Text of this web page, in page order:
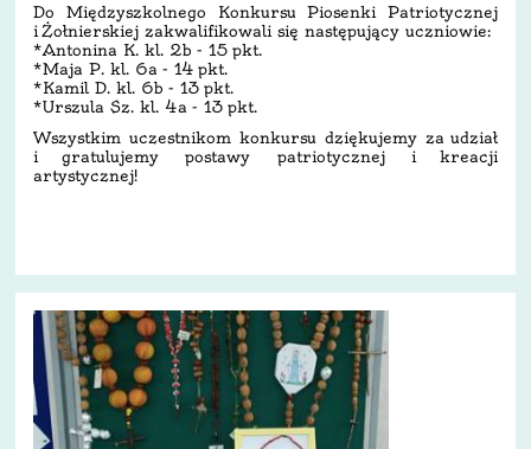
Do Międzyszkolnego Konkursu Piosenki Patriotycznej
i Żołnierskiej zakwalifikowali się następujący uczniowie:
*Antonina K. kl. 2b - 15 pkt.
*Maja P. kl. 6a - 14 pkt.
*Kamil D. kl. 6b - 13 pkt.
*Urszula Sz. kl. 4a - 13 pkt.
Wszystkim uczestnikom konkursu dziękujemy za udział
i gratulujemy postawy patriotycznej i kreacji
artystycznej!